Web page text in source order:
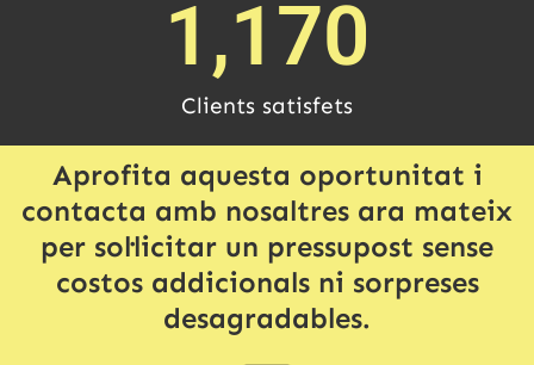
Clients satisfets
1,170
Aprofita aquesta oportunitat i
contacta amb nosaltres ara mateix
per sol·licitar un pressupost sense
costos addicionals ni sorpreses
desagradables.